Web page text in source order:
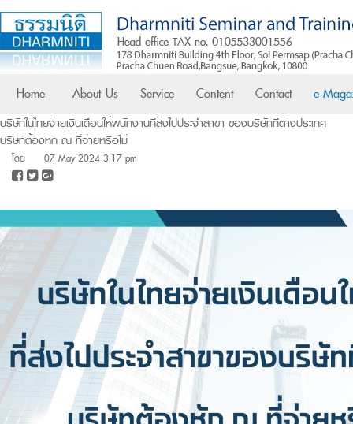
Home About Us Service Content Contact e-
บริษัทในไทยจ่ายเงินเดือนให้พนักงานที่ส่งไปประจำสาขา ของบริษัทที่ต่างประเทศ
บริษัทต้องหัก ณ ที่จ่ายหรือไม่
โดย 07 May 2024 3:17 pm